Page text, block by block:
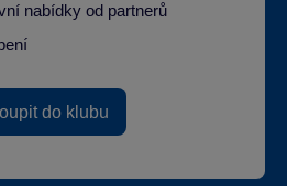
nabídky od partnerů
do klubu